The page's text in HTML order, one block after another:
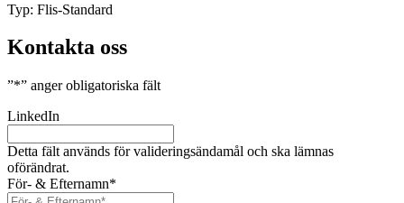
Typ: Flis-Standard
Kontakta oss
”*” anger obligatoriska fält
LinkedIn
Detta fält används för valideringsändamål och ska lämnas
oförändrat.
För- & Efternamn*